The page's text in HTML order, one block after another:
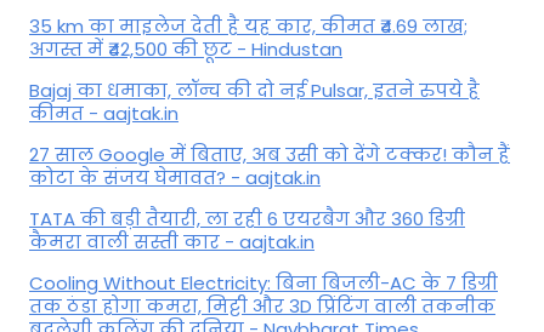
35 km का माइलेज देती है यह कार, कीमत ₹4.69 लाख;
अगस्त में ₹42,500 की छूट - Hindustan
Bajaj का धमाका, लॉन्च की दो नई Pulsar, इतने रुपये है
कीमत - aajtak.in
27 साल Google में बिताए, अब उसी को देंगे टक्कर! कौन हैं
कोटा के संजय घेमावत? - aajtak.in
TATA की बड़ी तैयारी, ला रही 6 एयरबैग और 360 डिग्री
कैमरा वाली सस्ती कार - aajtak.in
Cooling Without Electricity: बिना बिजली-AC के 7 डिग्री
तक ठंडा होगा कमरा, मिट्टी और 3D प्रिंटिंग वाली तकनीक